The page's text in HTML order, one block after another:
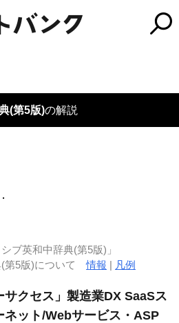
(第5版)の解説
．
ブ英和中辞典(第5版)」
(第5版)について情報 | 凡例
サクセス」製造業DX SaaSス
ネット/Webサービス・ASP